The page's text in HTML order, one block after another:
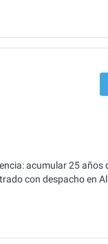
acumular 25 años
con despacho en